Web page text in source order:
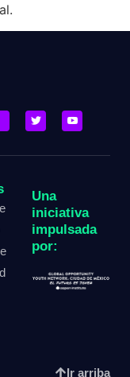
Una
iniciativa
impulsada
por:
Ir arriba